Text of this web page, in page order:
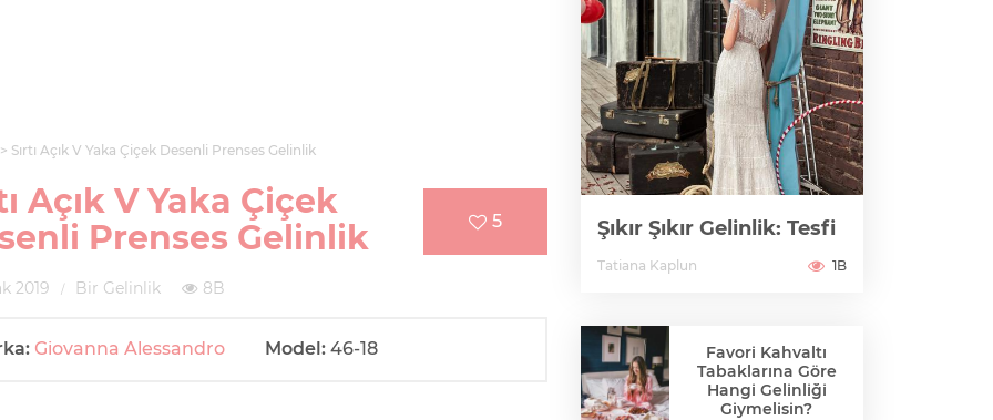
Sırtı Açık V Yaka Çiçek Desenli Prenses Gelinlik
Açık V Yaka Çiçek
Prenses Gelinlik
5
2019 Bir Gelinlik 8B
Giovanna Alessandro Model: 46-18
Şıkır Şıkır Gelinlik: Tesfi
Tatiana Kaplun 1B
Favori Kahvaltı
Tabaklarına Göre
Hangi Gelinliği
Giymelisin?